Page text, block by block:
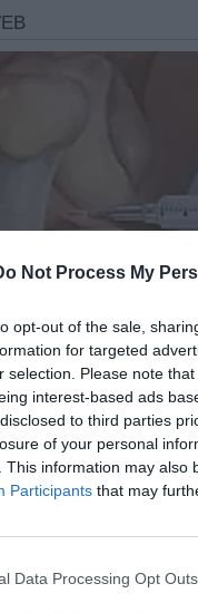
Not Process My
opt-out of the sale,
for targeted
selection. Please note
interest-based ads
to third parties
of your personal
This information may also
Participants that may
Data Processing Opt Outs